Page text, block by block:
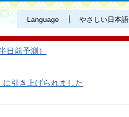
Language やさしい日本語
日前予測）
引き上げられました